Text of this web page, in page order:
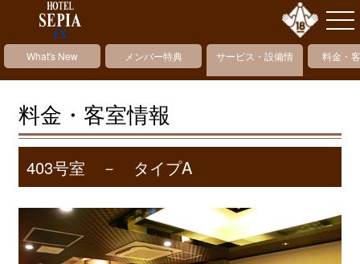
What's New メンバー特典
サービス・設備情
報
料金・
料金・客室情報
403号室 － タイプA